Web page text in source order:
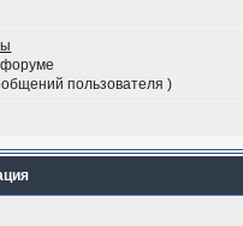
пользователя )